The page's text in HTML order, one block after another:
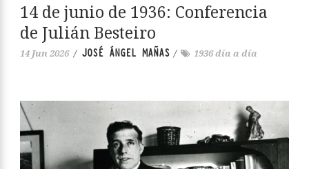
14 de junio de 1936: Conferencia
de Julián Besteiro
14 Jun 2026 / JOSÉ ÁNGEL MAÑAS / 1936 día a día